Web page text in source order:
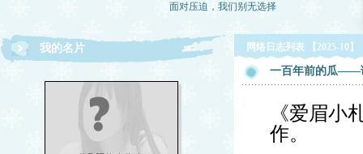
面对压迫，我们别无选择
我的名片 网络日志列表 【2025-10】
一百年前的瓜——
《爱眉小
作。